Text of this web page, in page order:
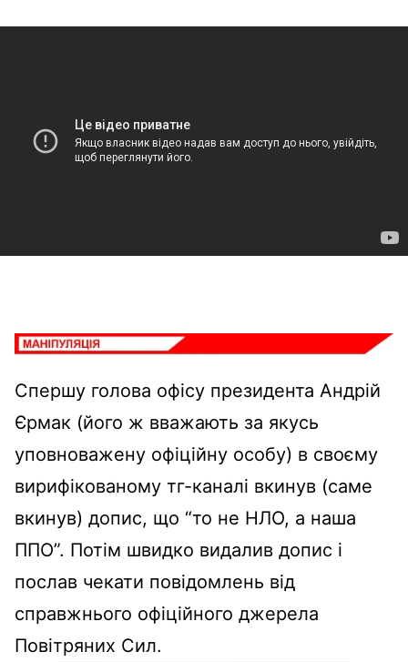
Спершу голова офісу президента Андрій
Єрмак (його ж вважають за якусь
уповноважену офіційну особу) в своєму
вирифікованому тг-каналі вкинув (саме
вкинув) допис, що “то не НЛО, а наша
ППО”. Потім швидко видалив допис і
послав чекати повідомлень від
справжнього офіційного джерела
Повітряних Сил.